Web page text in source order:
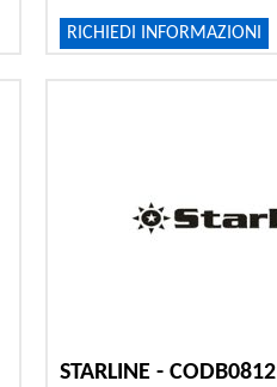
RICHIEDI INFORMAZIONI
STARLINE - CODB0812